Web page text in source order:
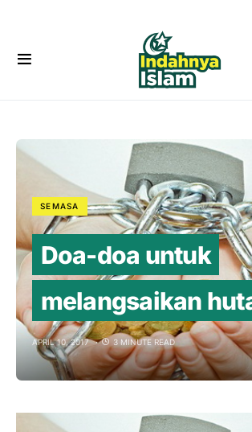
SEMASA
Doa-doa untuk
melangsaikan
APRIL 10, 2017 3 MINUTE READ